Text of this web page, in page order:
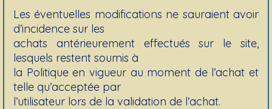
Les éventuelles modifications ne sauraient avoir
d’incidence sur les
achats antérieurement effectués sur le site,
lesquels restent soumis à
la Politique en vigueur au moment de l’achat et
telle qu’acceptée par
l’utilisateur lors de la validation de l’achat.